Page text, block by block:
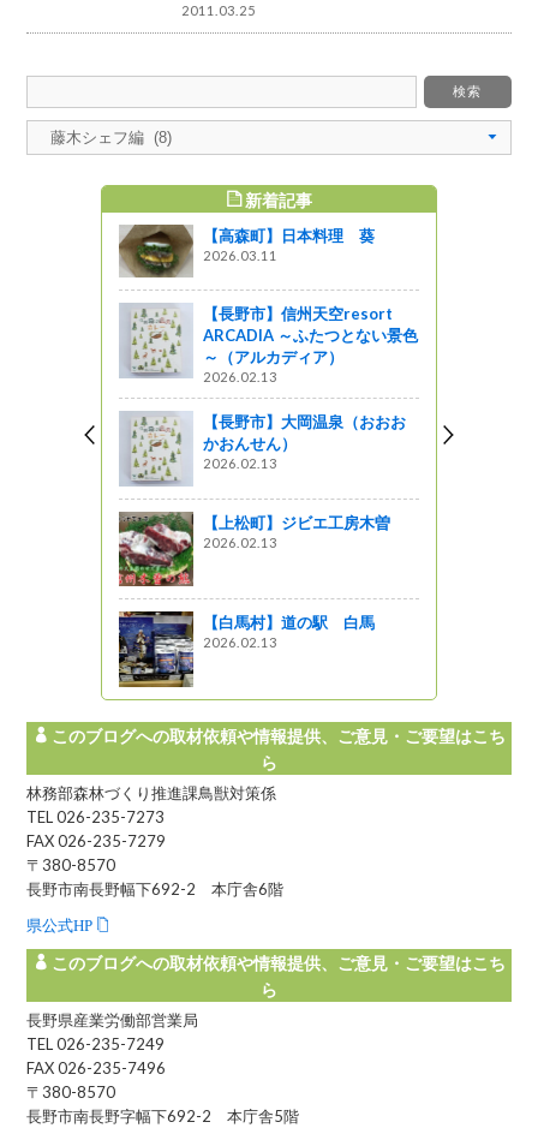
2011.03.25
新着記事
【高森町】日本料理 葵
2026.03.11
【長野市】信州天空resort
ARCADIA ～ふたつとない景色
～（アルカディア）
2026.02.13
【長野市】大岡温泉（おおお
かおんせん）
2026.02.13
【上松町】ジビエ工房木曽
2026.02.13
【白馬村】道の駅 白馬
2026.02.13
このブログへの取材依頼や情報提供、ご意見・ご要望はこち
ら
林務部森林づくり推進課鳥獣対策係
TEL 026-235-7273
FAX 026-235-7279
〒380-8570
長野市南長野幅下692-2 本庁舎6階
県公式HP
このブログへの取材依頼や情報提供、ご意見・ご要望はこち
ら
長野県産業労働部営業局
TEL 026-235-7249
FAX 026-235-7496
〒380-8570
長野市南長野字幅下692-2 本庁舎5階